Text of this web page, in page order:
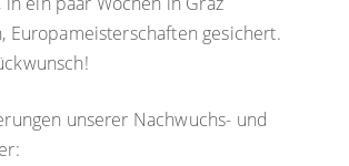
Europameisterschaften gesichert.
unserer Nachwuchs- und